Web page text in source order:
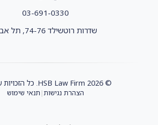
03-691-0330
שדרות רוטשילד 74-76, תל אביב
© 2026 HSB Law Firm. כל הזכויות שמורות
הצהרת נגישות| תנאי שימוש